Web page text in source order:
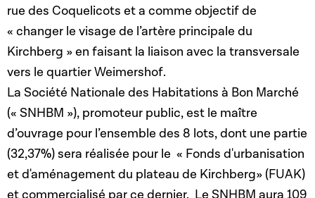
rue des Coquelicots et a comme objectif de
« changer le visage de l’artère principale du
Kirchberg » en faisant la liaison avec la transversale
vers le quartier Weimershof.
La Société Nationale des Habitations à Bon Marché
(« SNHBM »), promoteur public, est le maître
d’ouvrage pour l’ensemble des 8 lots, dont une partie
(32,37%) sera réalisée pour le « Fonds d'urbanisation
et d'aménagement du plateau de Kirchberg» (FUAK)